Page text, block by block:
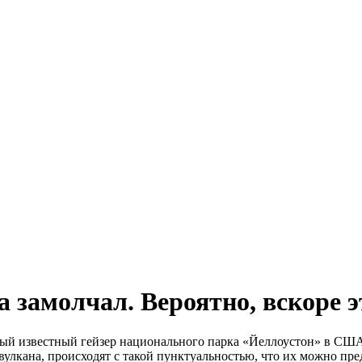
Вероятно, вскоре
известный гейзер национального парка «Йеллоустон» в
происходят с такой пунктуальностью, что их можно